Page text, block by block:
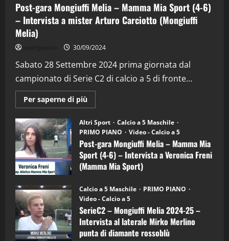
Post-gara Mongiuffi Melia – Mamma Mia Sport (4-6)
– Intervista a mister Arturo Carciotto (Mongiuffi
Melia)
30/09/2024
Sabato 28 Settembre 2024 prima giornata dal
campionato di Serie C2 di calcio a 5 di fronte...
Per saperne di più
informazioni
Post-
gara
Mongiuffi
Melia
–
Mamma
Mia
Sport
6)
–
Intervista
a
mister
Arturo
Carciotto
(Mongiuffi
Altri Sport
Calcio a 5 Maschile
PRIMO PIANO
Video - Calcio a 5
Post-gara Mongiuffi Melia – Mamma Mia
Sport (4-6) – Intervista a Veronica Freni
(Mamma Mia Sport)
Calcio a 5 Maschile
PRIMO PIANO
Video - Calcio a 5
SerieC2 – Mongiuffi Melia 2024-25 –
Intervista al laterale Mirko Merlino
punta di diamante rossoblù
2
“SportEmpire” in Podcast: 29^ Puntata
(Martedi 28 Aprile 2026)
28/04/2026
3
"SportEmpire" in Podcast
“SportEmpire” in Podcast: 28^ Puntata
(Martedi 21 Aprile 2026)
21/04/2026
4
“SportEmpire” in Podcast: 27^ Puntata
(Martedi 14 Aprile 2026)
15/04/2026